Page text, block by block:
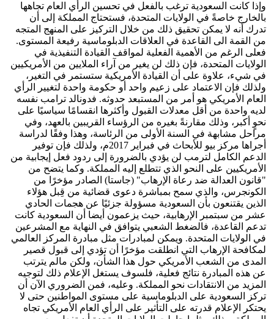
وإذا كانت السعودية ترغب بالفعل في تحسين الرأي العام تجاهها
بالخارج خاصةً في الولايات المتحدة، فستحتاج المملكة إلى أن
تدرك أنه لا يمكن تحقيق ذلك من خلال التركيز على المنهج المتجه
من القمة الى القاعدة في العلاقات الدبلوماسية رفيعة المستوى.
فعلى الرغم من الأهمية الفعلية لمواقف القيادة التنفيذية في
الولايات المتحدة، فإن ذلك لن يغير من آراء الملايين من الأمريكيين
في شيء، علاوة على أن القيادة الأمريكية ستستمر في التغير،
ولذلك فإن الاعتماد على زعيم واحد أو حكومة واحدة لتغيير الرأي
العام الأمريكي هو أمر من المستبعد حدوثه. فدونالد ترامب نفسه
لديه واحدة من أقل معدلات القبول وأكثرها انقسامًا سياسيًا على
نحوٍ أكبر، وذلك مقارنةً بغيره من الرؤساء القريبين بالعهد، وفي
مراحل مشابهة في السنة الأولى من الرئاسة، وهذا وفقًا لدراسة
أجراها مركز بيو للأبحاث في فبراير 2017م، ولذلك فإن توفير
الدعم الكامل لترمب لن يؤدي بالضرورة إلى ردود فعل إيجابية من
الأمريكيين على النحو الذي تتطلع إليه المملكة. وكما يتضح من
"قانون العدالة ضد رعاة الإرهاب" (جاستا) الصادر مؤخرًا من
الكونجرس، والذي سمح بمباشرة دعوى قضائية من قِبل هؤلاء
الذين يقتنعون بأن السعودية مسؤولة جزئيًا عن هجمات الحادي
عشر من سبتمبر الإرهابية، حيث يزعمون أيضا أن السعودية كانت
تدعم القاعدة، فالضغط الشعبي يتوافق في النهاية مع المشرعين
في الولايات المتحدة. ويمكن لمبادرات مثل مبادرة المركز العالمي
لمكافحة الإرهاب التي انطلقت مؤخرًا أن تؤدي إلى قبول قصير
المدى من الشعب الأمريكي حول هذا الشأن، ولكن مالم يترتب
عن هذه المبادرة نتائج فعلية، فلسوف يستغل الإعلام ذلك لتوجيه
المزيد من الانتقادات نحو المملكة. وعليه، فمن الضروري الآن أن
تركز السعودية على الدبلوماسية على مستوى المواطنين حتى لا
يحتكر الإعلام قدرته على التأثير على الرأي العام الأمريكي تجاه